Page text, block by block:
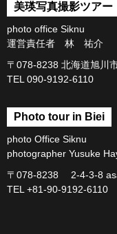
美瑛写真撮影ツアー
photo office Siknu
運営責任者 林 祐介
〒078-8238 北海道旭川
TEL 090-9192-6110
Photo tour in Biei
photo Office Siknu
photographer Yusuke
〒078-8238 2-4-3-8
TEL +81-90-9192-6110